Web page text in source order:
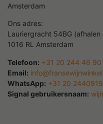
Amsterdam
Ons adres:
Lauriergracht 54BG
1016 RL Amsterdam
Telefoon: +31 20 244 46 90
Email:
WhatsApp: +31 20 2440919
Signal gebruikersnaam: